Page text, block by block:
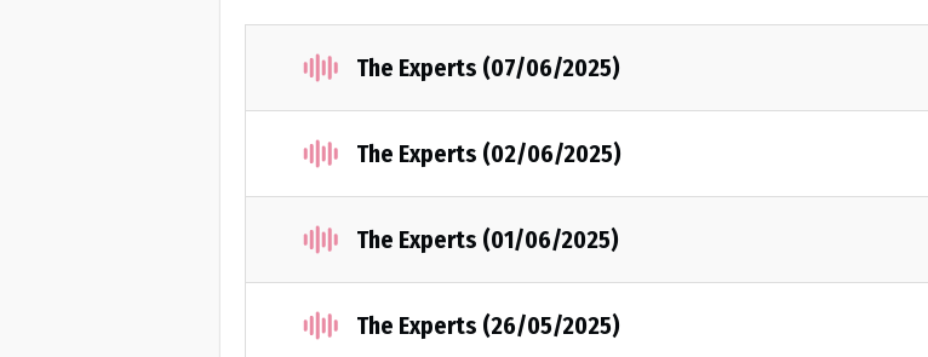
The Experts (07/06/2025)
The Experts (02/06/2025)
The Experts (01/06/2025)
The Experts (26/05/2025)